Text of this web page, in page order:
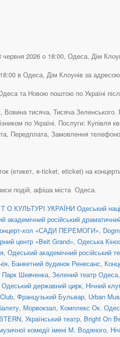
2026 о 18:00, Одеса, Дім
в Одеса, Дім Клоунів за
та Новою поштою по Україні
тисяча, Тисяча Зеленського.
по Україні. Послуги: Купівля
Передплата, Замовлення
(етикет, e-ticket, eticket) на концерти
подій, афіша міста Одеса.
КУЛЬТУРІ УКРАЇНИ Одеський
академічний російський
хол «САДИ ПЕРЕМОГИ»,
центр «Beit Grand», Одеська
, Одеський академічний російський
, Банкетний будинок Ренесанс,
Парк Шевченка, Зелений театр Одеса,
Одеський державний цирк, Нічний
, Французький Бульвар, Urban
, Морвокзал, Комплекс Ок.
, Український театр, Bright On
комедії імені М. Водяного,